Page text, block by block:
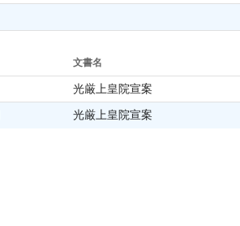
文書名
光厳上皇院宣案
光厳上皇院宣案